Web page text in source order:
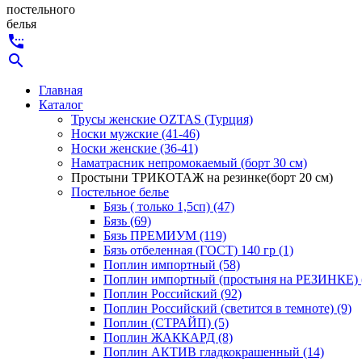
постельного
белья
settings_phone
search
Главная
Каталог
Трусы женские OZTAS (Турция)
Носки мужские (41-46)
Носки женские (36-41)
Наматрасник непромокаемый (борт 30 см)
Простыни ТРИКОТАЖ на резинке(борт 20 см)
Постельное белье
Бязь ( только 1,5сп) (47)
Бязь (69)
Бязь ПРЕМИУМ (119)
Бязь отбеленная (ГОСТ) 140 гр (1)
Поплин импортный (58)
Поплин импортный (простыня на РЕЗИНКЕ)
Поплин Российский (92)
Поплин Российский (светится в темноте) (9)
Поплин (СТРАЙП) (5)
Поплин ЖАККАРД (8)
Поплин АКТИВ гладкокрашенный (14)